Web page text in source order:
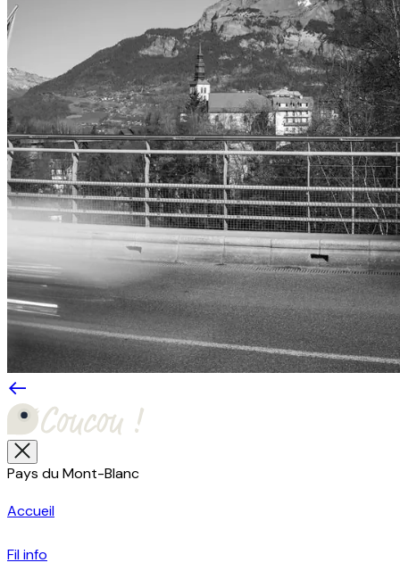
Pays du Mont-Blanc
Accueil
Fil info